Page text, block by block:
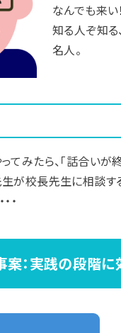
なんでも来い！
知る人ぞ知
名人。
みたら、「話合いが
が校長先生に相談す
・
：実践の段階に